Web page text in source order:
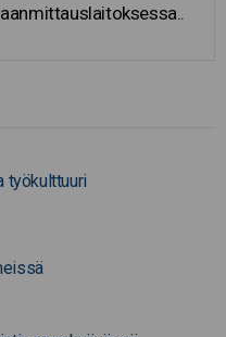
työkulttuuri